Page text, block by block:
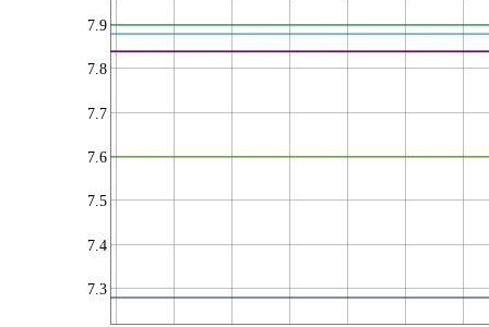
7.3
7.4
7.5
7.6
7.7
7.8
7.9